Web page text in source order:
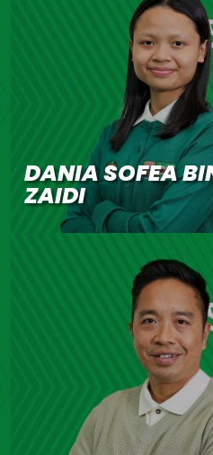
DANIA SOFEA
ZAIDI